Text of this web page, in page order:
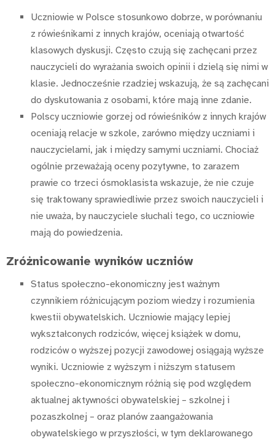
Uczniowie w Polsce stosunkowo dobrze, w porównaniu
z rówieśnikami z innych krajów, oceniają otwartość
klasowych dyskusji. Często czują się zachęcani przez
nauczycieli do wyrażania swoich opinii i dzielą się nimi w
klasie. Jednocześnie rzadziej wskazują, że są zachęcani
do dyskutowania z osobami, które mają inne zdanie.
Polscy uczniowie gorzej od rówieśników z innych krajów
oceniają relacje w szkole, zarówno między uczniami i
nauczycielami, jak i między samymi uczniami. Chociaż
ogólnie przeważają oceny pozytywne, to zarazem
prawie co trzeci ósmoklasista wskazuje, że nie czuje
się traktowany sprawiedliwie przez swoich nauczycieli i
nie uważa, by nauczyciele słuchali tego, co uczniowie
mają do powiedzenia.
Zróżnicowanie wyników uczniów
Status społeczno-ekonomiczny jest ważnym
czynnikiem różnicującym poziom wiedzy i rozumienia
kwestii obywatelskich. Uczniowie mający lepiej
wykształconych rodziców, więcej książek w domu,
rodziców o wyższej pozycji zawodowej osiągają wyższe
wyniki. Uczniowie z wyższym i niższym statusem
społeczno-ekonomicznym różnią się pod względem
aktualnej aktywności obywatelskiej – szkolnej i
pozaszkolnej – oraz planów zaangażowania
obywatelskiego w przyszłości, w tym deklarowanego